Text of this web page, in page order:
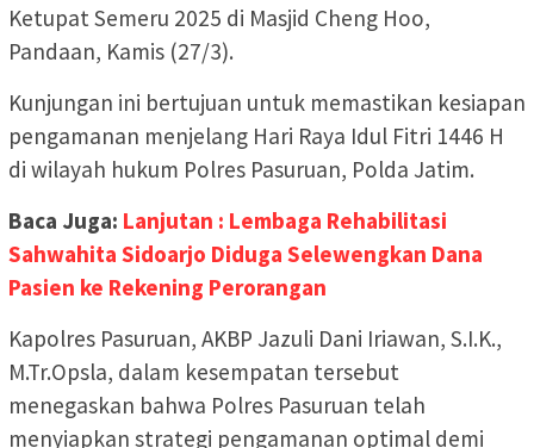
Ketupat Semeru 2025 di Masjid Cheng Hoo,
Pandaan, Kamis (27/3).
Kunjungan ini bertujuan untuk memastikan kesiapan
pengamanan menjelang Hari Raya Idul Fitri 1446 H
di wilayah hukum Polres Pasuruan, Polda Jatim.
Baca Juga: Lanjutan : Lembaga Rehabilitasi
Sahwahita Sidoarjo Diduga Selewengkan Dana
Pasien ke Rekening Perorangan
Kapolres Pasuruan, AKBP Jazuli Dani Iriawan, S.I.K.,
M.Tr.Opsla, dalam kesempatan tersebut
menegaskan bahwa Polres Pasuruan telah
menyiapkan strategi pengamanan optimal demi